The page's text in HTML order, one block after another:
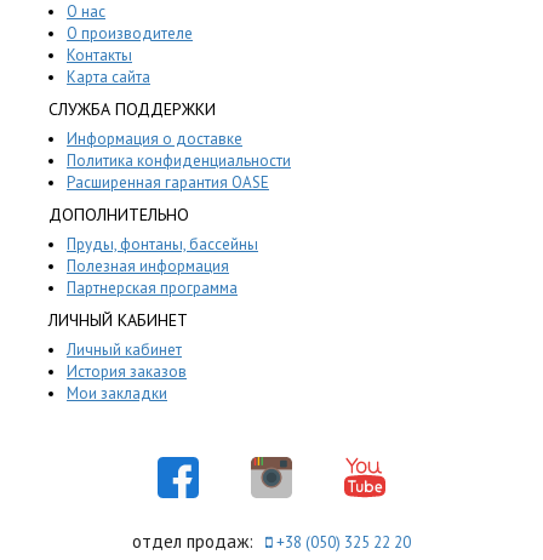
О нас
О производителе
Контакты
Карта сайта
СЛУЖБА ПОДДЕРЖКИ
Информация о доставке
Политика конфиденциальности
Расширенная гарантия OASE
ДОПОЛНИТЕЛЬНО
Пруды, фонтаны, бассейны
Полезная информация
Партнерская программа
ЛИЧНЫЙ КАБИНЕТ
Личный кабинет
История заказов
Мои закладки
отдел продаж: +38 (050) 325 22 20